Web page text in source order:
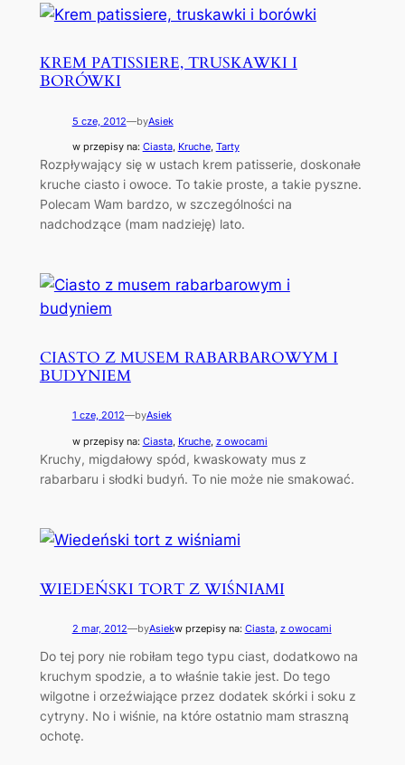
KREM PATISSIERE, TRUSKAWKI I
BORÓWKI
5 cze, 2012—byAsiek
w przepisy na: Ciasta, Kruche, Tarty
Rozpływający się w ustach krem patisserie, doskonałe
kruche ciasto i owoce. To takie proste, a takie pyszne.
Polecam Wam bardzo, w szczególności na
nadchodzące (mam nadzieję) lato.
CIASTO Z MUSEM RABARBAROWYM I
BUDYNIEM
1 cze, 2012—byAsiek
w przepisy na: Ciasta, Kruche, z owocami
Kruchy, migdałowy spód, kwaskowaty mus z
rabarbaru i słodki budyń. To nie może nie smakować.
WIEDEŃSKI TORT Z WIŚNIAMI
2 mar, 2012—byAsiekw przepisy na: Ciasta, z owocami
Do tej pory nie robiłam tego typu ciast, dodatkowo na
kruchym spodzie, a to właśnie takie jest. Do tego
wilgotne i orzeźwiające przez dodatek skórki i soku z
cytryny. No i wiśnie, na które ostatnio mam straszną
ochotę.